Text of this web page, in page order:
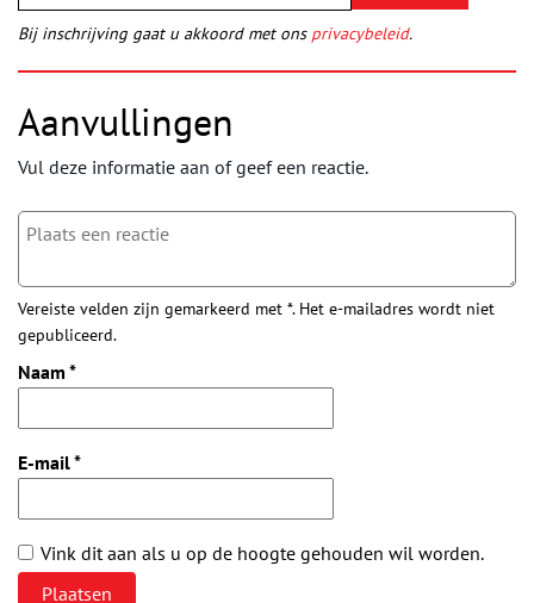
Bij inschrijving gaat u akkoord met ons privacybeleid.
Aanvullingen
Vul deze informatie aan of geef een reactie.
Vereiste velden zijn gemarkeerd met *. Het e-mailadres wordt niet
gepubliceerd.
Naam *
E-mail*
Vink dit aan als u op de hoogte gehouden wil worden.